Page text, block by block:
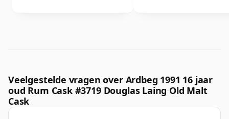
Veelgestelde vragen over Ardbeg 1991 16 jaar
oud Rum Cask #3719 Douglas Laing Old Malt
Cask